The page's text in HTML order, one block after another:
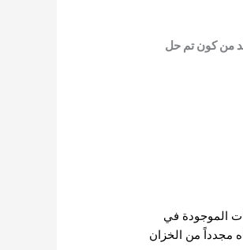
من كون تم حل
الموجودة في
مجدداً من الخزان